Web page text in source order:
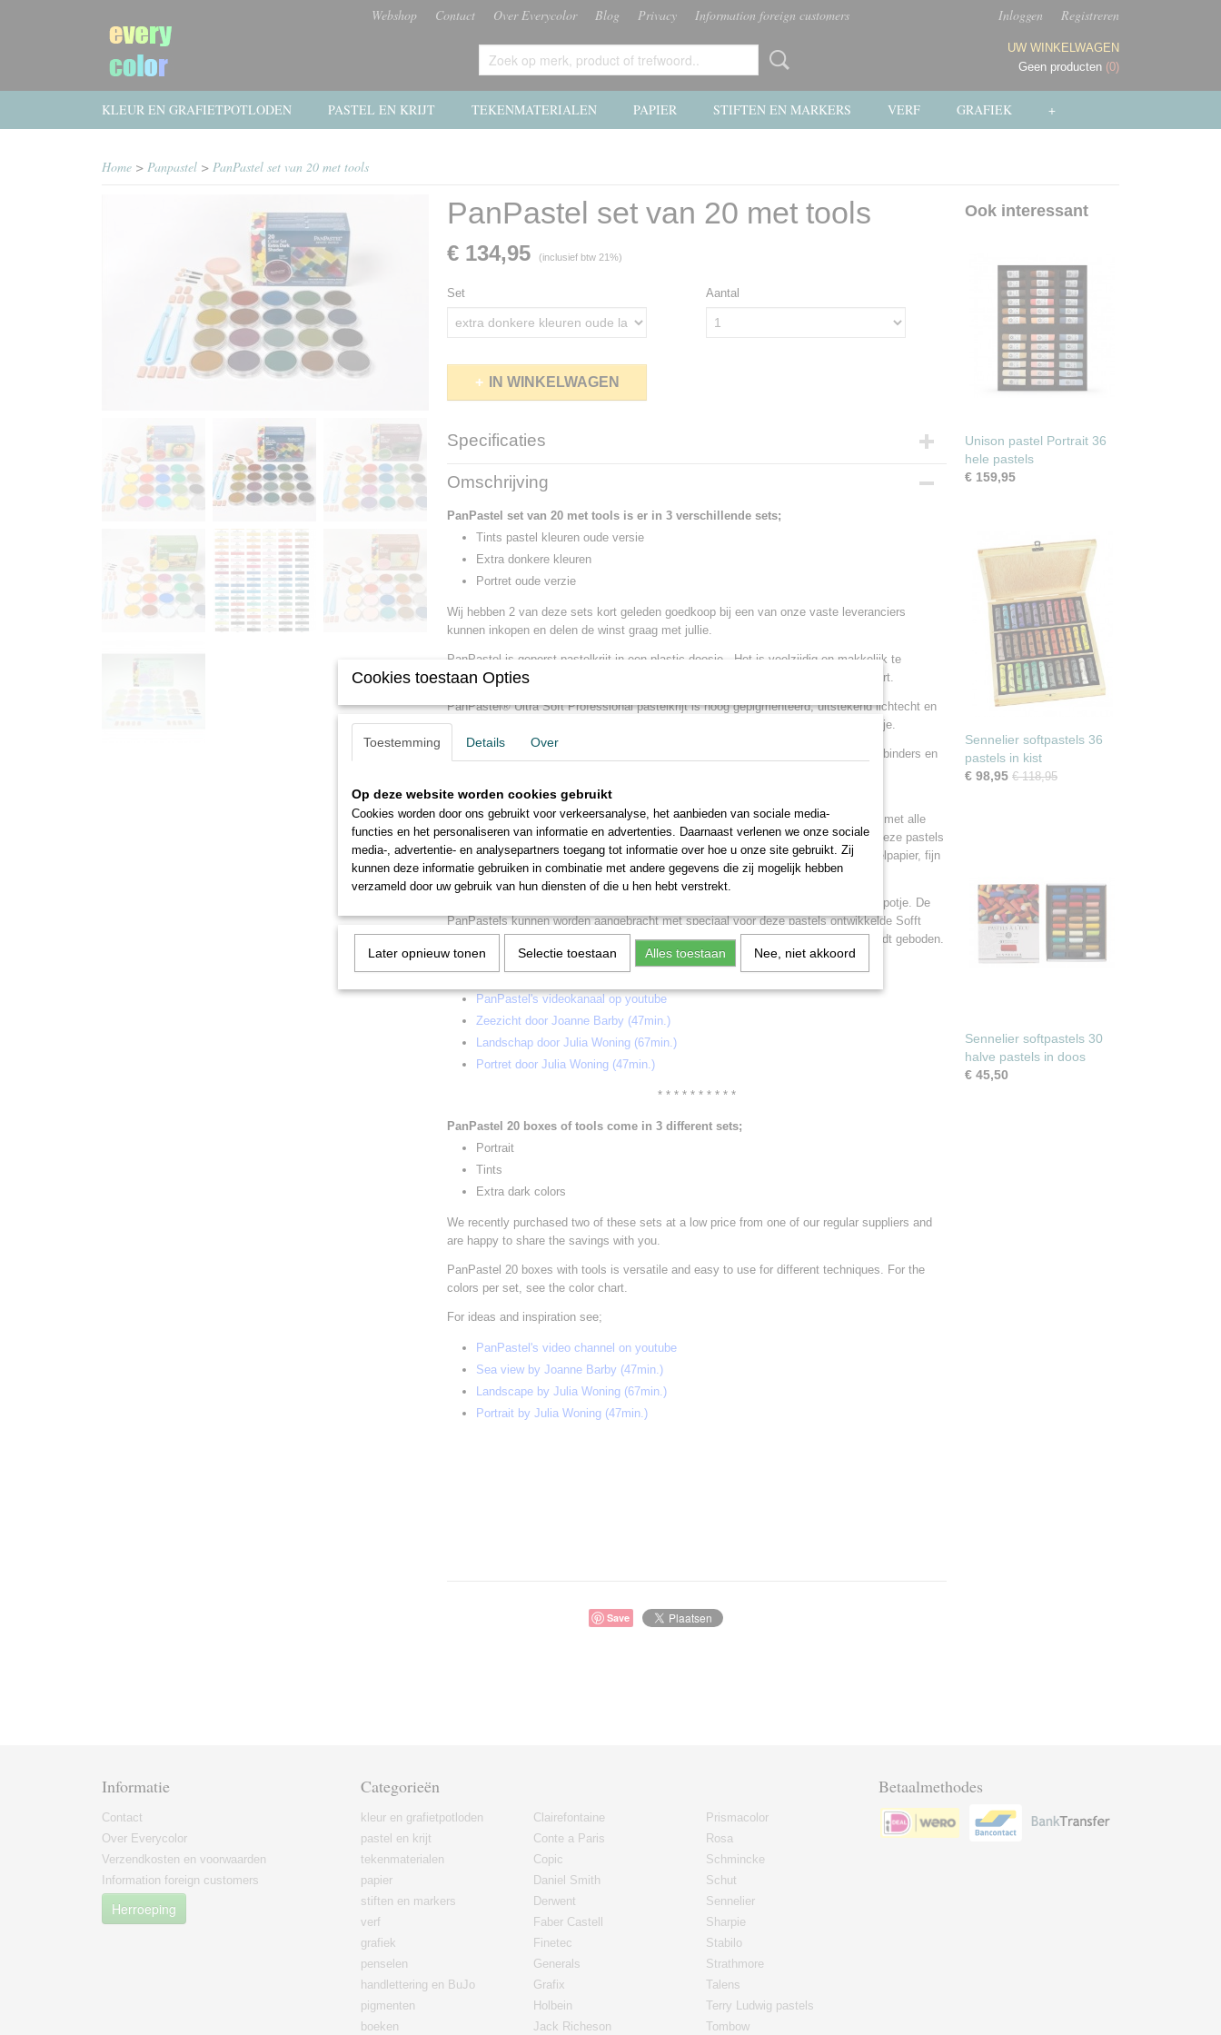
Webshop Contact Over Everycolor Blog Privacy Information foreign customers Inloggen Registreren
UW WINKELWAGEN
Geen producten (0)
KLEUR EN GRAFIETPOTLODEN PASTEL EN KRIJT TEKENMATERIALEN PAPIER STIFTEN EN MARKERS VERF GRAFIEK +
Home > Panpastel > PanPastel set van 20 met tools
PanPastel set van 20 met tools
€ 134,95 (inclusief btw 21%)
Set Aantal
IN WINKELWAGEN
Specificaties
Productcode
Netto gewicht
Bruto gewicht
1,50 Kg
Afmetingen (l,b,h)
Omschrijving
PanPastel set van 20 met tools is er in 3 verschillende sets;
Tints pastel kleuren oude versie
Extra donkere kleuren
Portret oude verzie
Wij hebben 2 van deze sets kort geleden goedkoop bij een van onze vaste leveranciers
kunnen inkopen en delen de winst graag met jullie.
PanPastel is geperst pastelkrijt in een plastic doosje. Het is veelzijdig en makkelijk te
gebruiken voor verschillende technieken. Voor de kleuren per set zie de kleurenkaart.
PanPastel® Ultra Soft Professional pastelkrijt is hoog gepigmenteerd, uitstekend lichtecht en
volledig verwijderbaar. Elk potje bevat ca. 35% meer pastel dan een gemiddeld krijtje.
De pastels zijn gemaakt volgens een uniek proces waarbij minimale hoeveelheden binders en
stofontwikkeling.
Panpastels zijn uitstekend te combineren met traditioneel pastelkrijt,en te fixeren met alle
fixatieven geschikt voor pastel. Alle traditionele ondergronden zijn geschikt, maar deze pastels
kunnen ook op vele andere soorten fijn schilderpapier worden gebruikt zoals aquarelpapier, fijn
teken- of drukwerkpapier en zelf op fijn linnen.
PanPastel® pastels zijn hoogwaardige, echte kunstenaarpastels in een afsluitbaar potje. De
PanPastels kunnen worden aangebracht met speciaal voor deze pastels ontwikkelde Sofft
micropore sponsjes waarmee de kunstenaar een grote variëteit aan technieken wordt geboden.
Voor ideeën en inspiratie zie;
PanPastel's videokanaal op youtube
Zeezicht door Joanne Barby (47min.)
Landschap door Julia Woning (67min.)
Portret door Julia Woning (47min.)
* * * * * * * * * *
PanPastel 20 boxes of tools come in 3 different sets;
Portrait
Tints
Extra dark colors
We recently purchased two of these sets at a low price from one of our regular suppliers and
are happy to share the savings with you.
PanPastel 20 boxes with tools is versatile and easy to use for different techniques. For the
colors per set, see the color chart.
For ideas and inspiration see;
PanPastel's video channel on youtube
Sea view by Joanne Barby (47min.)
Landscape by Julia Woning (67min.)
Portrait by Julia Woning (47min.)
Save
Ook interessant
Unison pastel Portrait 36
hele pastels
€ 159,95
Sennelier softpastels 36
pastels in kist
€ 98,95 € 118,95
Sennelier softpastels 30
halve pastels in doos
€ 45,50
Informatie
Contact
Over Everycolor
Verzendkosten en voorwaarden
Information foreign customers
Herroeping
Categorieën
kleur en grafietpotloden
pastel en krijt
tekenmaterialen
papier
stiften en markers
verf
grafiek
penselen
handlettering en BuJo
pigmenten
boeken
Clairefontaine
Conte a Paris
Copic
Daniel Smith
Derwent
Faber Castell
Finetec
Generals
Grafix
Holbein
Jack Richeson
Prismacolor
Rosa
Schmincke
Schut
Sennelier
Sharpie
Stabilo
Strathmore
Talens
Terry Ludwig pastels
Tombow
Betaalmethodes
Cookies toestaan Opties
Toestemming Details Over
Op deze website worden cookies gebruikt
Cookies worden door ons gebruikt voor verkeersanalyse, het aanbieden van sociale media-
functies en het personaliseren van informatie en advertenties. Daarnaast verlenen we onze sociale
media-, advertentie- en analysepartners toegang tot informatie over hoe u onze site gebruikt. Zij
kunnen deze informatie gebruiken in combinatie met andere gegevens die zij mogelijk hebben
verzameld door uw gebruik van hun diensten of die u hen hebt verstrekt.
Later opnieuw tonen Selectie toestaan Alles toestaan Nee, niet akkoord